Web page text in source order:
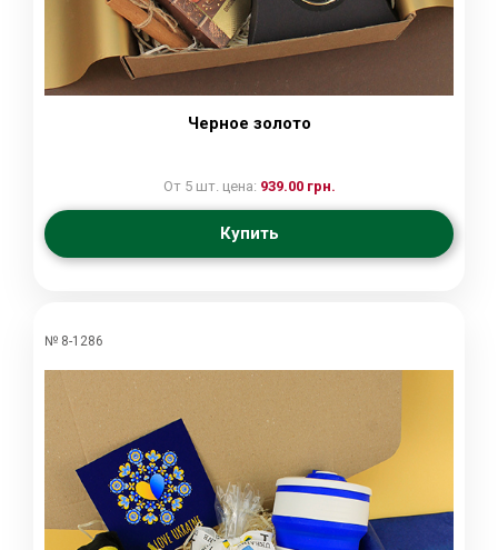
Черное золото
От 5 шт. цена: 939.00 грн.
Купить
№ 8-1286